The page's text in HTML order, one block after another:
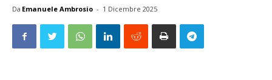
Da Emanuele Ambrosio - 1 Dicembre 2025